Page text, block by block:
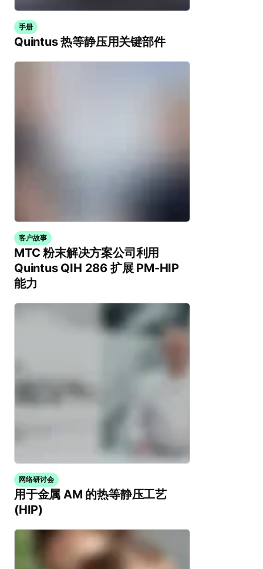
手册
Quintus 热等静压用关键部件
客户故事
MTC 粉末解决方案公司利用
Quintus QIH 286 扩展 PM-HIP
能力
网络研讨会
用于金属 AM 的热等静压工艺
(HIP)